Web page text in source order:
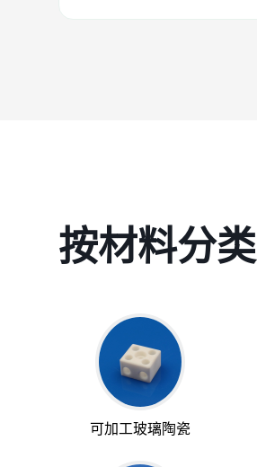
按材料分类
可加工玻璃陶瓷